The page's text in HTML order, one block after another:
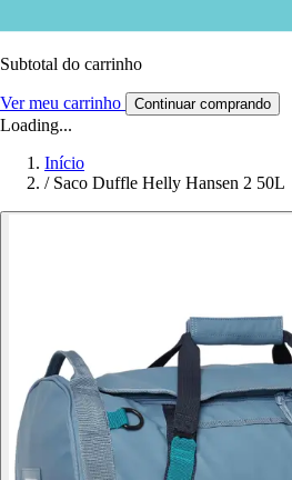
Subtotal do carrinho
Ver meu carrinho Continuar comprando
Loading...
Início
/ Saco Duffle Helly Hansen 2 50L